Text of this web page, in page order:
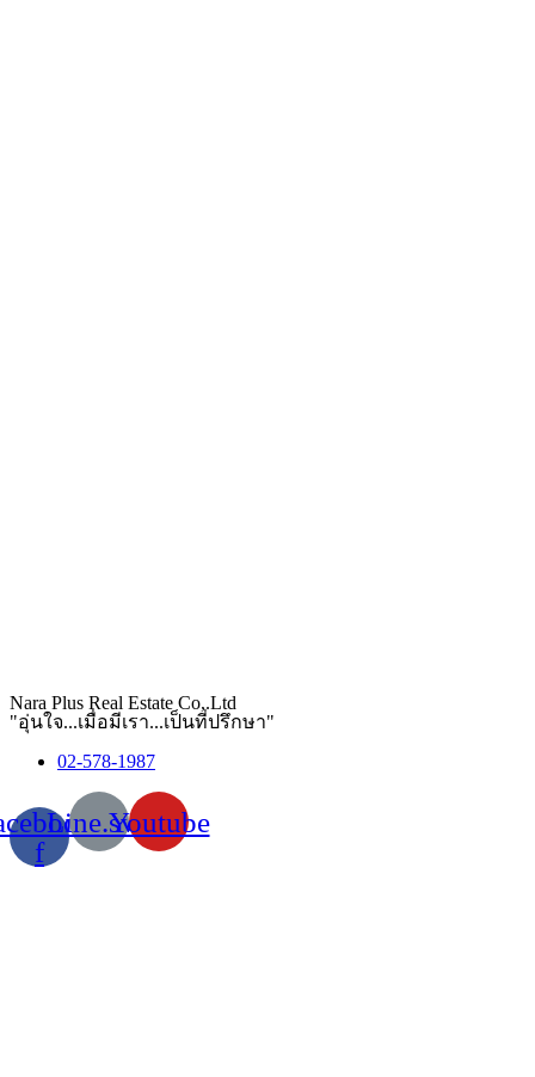
Nara Plus Real Estate Co,.Ltd
"อุ่นใจ...เมื่อมีเรา...เป็นที่ปรึกษา"
02-578-1987
f
Line.svgYoutube